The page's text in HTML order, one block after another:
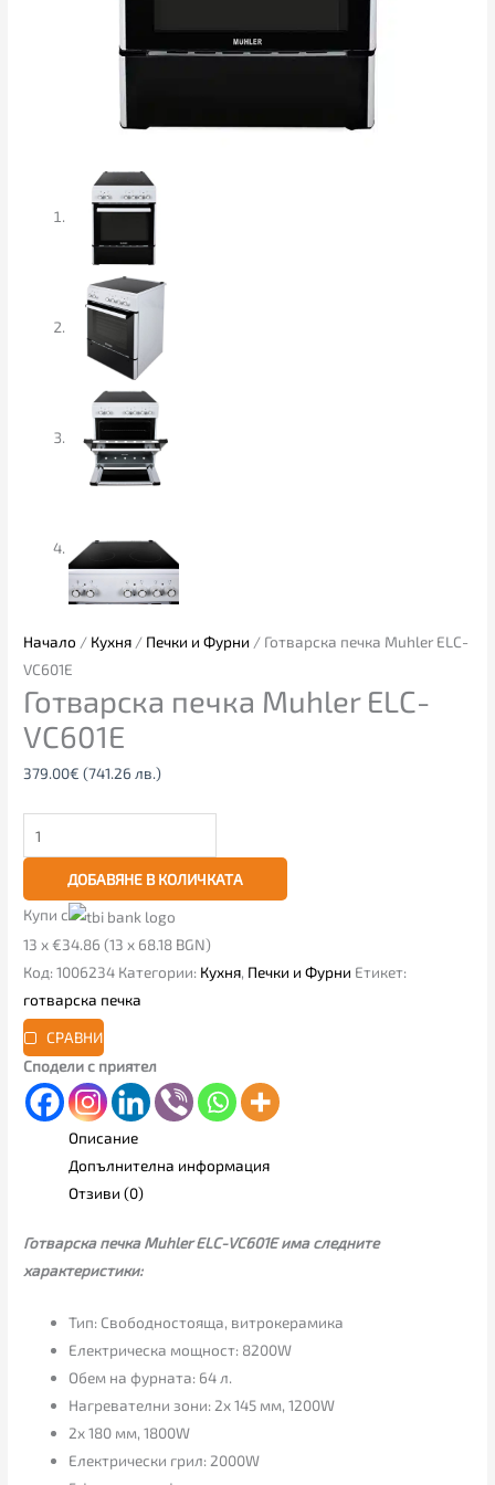
Начало / Кухня / Печки и Фурни / Готварска печка Muhler ELC-
VC601E
Готварска печка Muhler ELC-
VC601E
379.00€ (741.26 лв.)
ДОБАВЯНЕ В КОЛИЧКАТА
Купи с
13 x €34.86 (13 x 68.18 BGN)
Код:1006234 Категории: Кухня, Печки и Фурни Етикет:
готварска печка
СРАВНИ
Сподели с приятел
Описание
Допълнителна информация
Отзиви (0)
Готварска печка Muhler ELC-VC601E има следните
характеристики:
Тип: Свободностояща, витрокерамика
Електрическа мощност: 8200W
Обем на фурната: 64 л.
Нагревателни зони: 2x 145 мм, 1200W
2x 180 мм, 1800W
Електрически грил: 2000W